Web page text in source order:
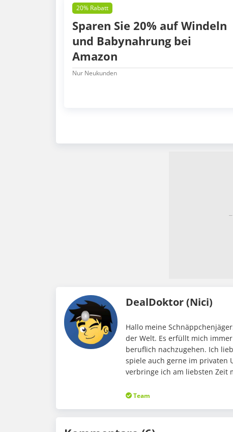
20% Rabatt
Sparen Sie 20% auf Windeln
und Babynahrung bei
Amazon
Nur Neukunden
DealDoktor (Nici)
Hallo meine
der Welt. Es erfüllt mich
beruflich nachzugehen. Ich
spiele auch gerne im privaten
verbringe ich am liebsten Zeit
Team